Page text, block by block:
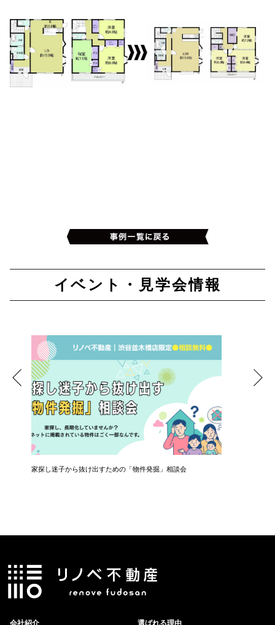
イベント・見学会情報
家探し迷子から抜け出すための「物件発掘」相談会
会社紹介 選ばれる理由